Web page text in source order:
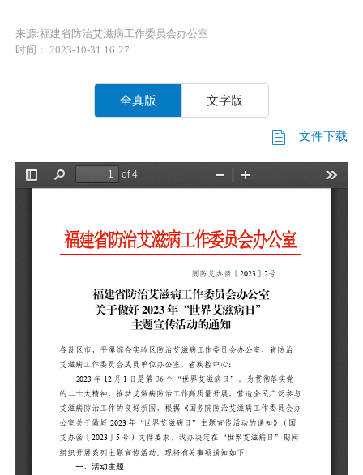
来源:福建省防治艾滋病工作委员会办公室
时间： 2023-10-31 16:27
全真版 文字版
文件下载